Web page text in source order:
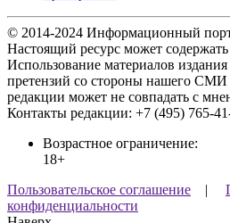
© 2014-2024 Информационный
Настоящий ресурс может
Использование материалов
претензий со стороны нашего СМИ
редакции может не совпадать с
Контакты редакции: +7 (495) 765-
Возрастное ограничение:
18+
Пользовательское соглашение |
конфиденциальности